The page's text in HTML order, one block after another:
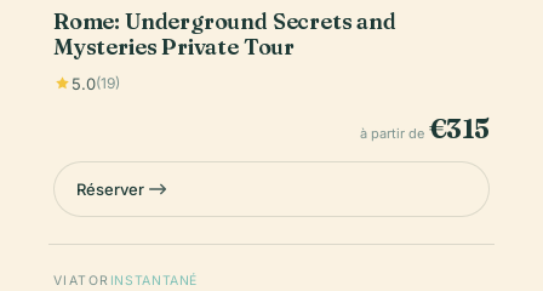
Rome: Underground Secrets and
Mysteries Private Tour
5.0(19)
à partir de €315
Réserver
VIATOR INSTANTANÉ